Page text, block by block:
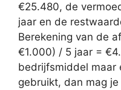
€25.480, de
jaar en de
Berekening van de
€1.000) / 5 jaar =
bedrijfsmiddel maar
gebruikt, dan mag